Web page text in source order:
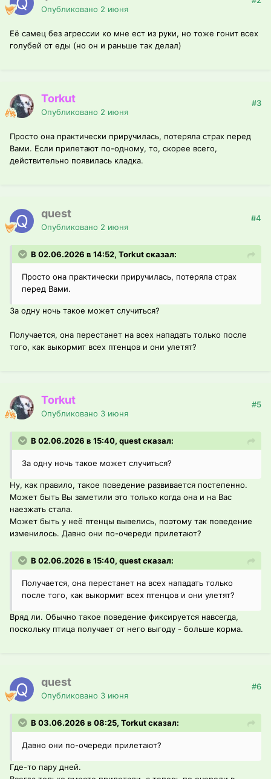
Опубликовано 2 июня
Её самец без агрессии ко мне ест из руки, но тоже гонит всех
голубей от еды (но он и раньше так делал)
Torkut
Опубликовано 2 июня
#3
Просто она практически приручилась, потеряла страх перед
Вами. Если прилетают по-одному, то, скорее всего,
действительно появилась кладка.
quest
Опубликовано 2 июня
#4
В 02.06.2026 в 14:52, Torkut сказал:
Просто она практически приручилась, потеряла страх
перед Вами.
За одну ночь такое может случиться?
Получается, она перестанет на всех нападать только после
того, как выкормит всех птенцов и они улетят?
Torkut
Опубликовано 3 июня
#5
В 02.06.2026 в 15:40, quest сказал:
За одну ночь такое может случиться?
Ну, как правило, такое поведение развивается постепенно.
Может быть Вы заметили это только когда она и на Вас
наезжать стала.
Может быть у неё птенцы вывелись, поэтому так поведение
изменилось. Давно они по-очереди прилетают?
В 02.06.2026 в 15:40, quest сказал:
Получается, она перестанет на всех нападать только
после того, как выкормит всех птенцов и они улетят?
Вряд ли. Обычно такое поведение фиксируется навсегда,
поскольку птица получает от него выгоду - больше корма.
quest
Опубликовано 3 июня
#6
В 03.06.2026 в 08:25, Torkut сказал:
Давно они по-очереди прилетают?
Где-то пару дней.